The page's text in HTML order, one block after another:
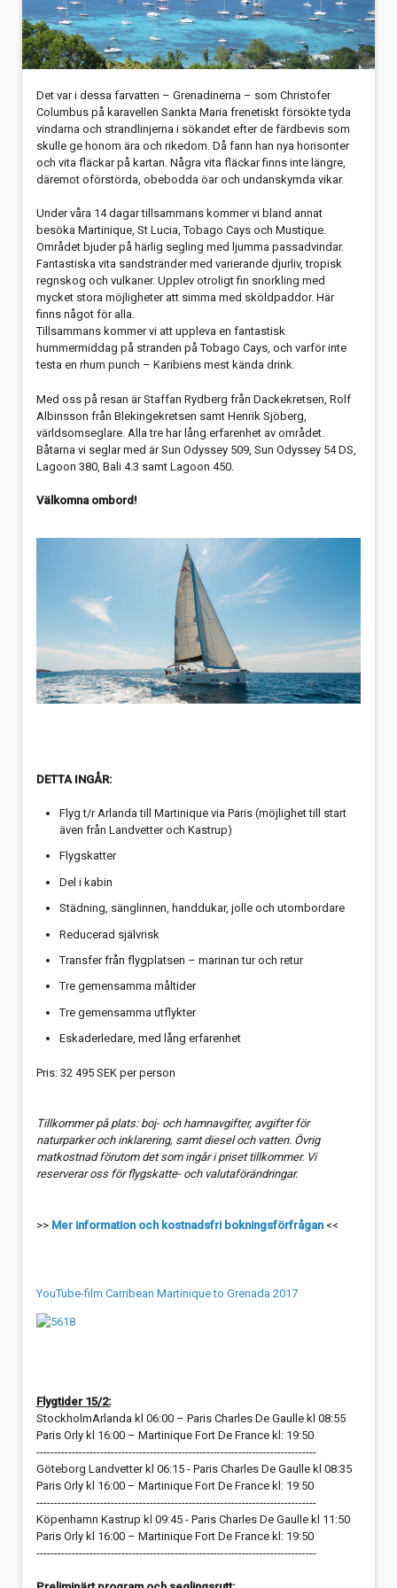
Det var i dessa farvatten – Grenadinerna – som Christofer
Columbus på karavellen Sankta Maria frenetiskt försökte tyda
vindarna och strandlinjerna i sökandet efter de färdbevis som
skulle ge honom ära och rikedom. Då fann han nya horisonter
och vita fläckar på kartan. Några vita fläckar finns inte längre,
däremot oförstörda, obebodda öar och undanskymda vikar.
Under våra 14 dagar tillsammans kommer vi bland annat
besöka Martinique, St Lucia, Tobago Cays och Mustique.
Området bjuder på härlig segling med ljumma passadvindar.
Fantastiska vita sandstränder med varierande djurliv, tropisk
regnskog och vulkaner. Upplev otroligt fin snorkling med
mycket stora möjligheter att simma med sköldpaddor. Här
finns något för alla.
Tillsammans kommer vi att uppleva en fantastisk
hummermiddag på stranden på Tobago Cays, och varför inte
testa en rhum punch – Karibiens mest kända drink.
Med oss på resan är Staffan Rydberg från Dackekretsen, Rolf
Albinsson från Blekingekretsen samt Henrik Sjöberg,
världsomseglare. Alla tre har lång erfarenhet av området.
Båtarna vi seglar med är Sun Odyssey 509, Sun Odyssey 54 DS,
Lagoon 380, Bali 4.3 samt Lagoon 450.
Välkomna ombord!
DETTA INGÅR:
Flyg t/r Arlanda till Martinique via Paris (möjlighet till start
även från Landvetter och Kastrup)
Flygskatter
Del i kabin
Städning, sänglinnen, handdukar, jolle och utombordare
Reducerad självrisk
Transfer från flygplatsen – marinan tur och retur
Tre gemensamma måltider
Tre gemensamma utflykter
Eskaderledare, med lång erfarenhet
Pris: 32 495 SEK per person
Tillkommer på plats: boj- och hamnavgifter, avgifter för
naturparker och inklarering, samt diesel och vatten. Övrig
matkostnad förutom det som ingår ipriset tillkommer. Vi
reserverar oss för flygskatte- och valutaförändringar.
>> Mer information och kostnadsfri bokningsförfrågan<<
YouTube-film Carribean Martinique to Grenada 2017
Flygtider 15/2:
StockholmArlanda kl 06:00 – Paris Charles De Gaulle kl 08:55
Paris Orly kl 16:00 – Martinique Fort De France kl: 19:50
-------------------------------------------------------------------------------
Göteborg Landvetter kl 06:15 - Paris Charles De Gaulle kl 08:35
Paris Orly kl 16:00 – Martinique Fort De France kl: 19:50
-------------------------------------------------------------------------------
Köpenhamn Kastrup kl 09:45 - Paris Charles De Gaulle kl 11:50
Paris Orly kl 16:00 – Martinique Fort De France kl: 19:50
-------------------------------------------------------------------------------